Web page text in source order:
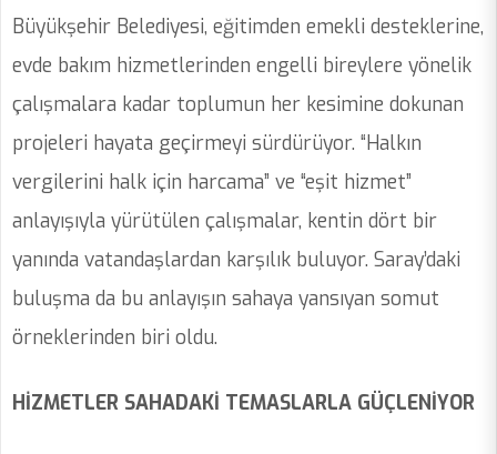
Büyükşehir Belediyesi, eğitimden emekli desteklerine,
evde bakım hizmetlerinden engelli bireylere yönelik
çalışmalara kadar toplumun her kesimine dokunan
projeleri hayata geçirmeyi sürdürüyor. “Halkın
vergilerini halk için harcama” ve “eşit hizmet”
anlayışıyla yürütülen çalışmalar, kentin dört bir
yanında vatandaşlardan karşılık buluyor. Saray’daki
buluşma da bu anlayışın sahaya yansıyan somut
örneklerinden biri oldu.
HİZMETLER SAHADAKİ TEMASLARLA GÜÇLENİYOR